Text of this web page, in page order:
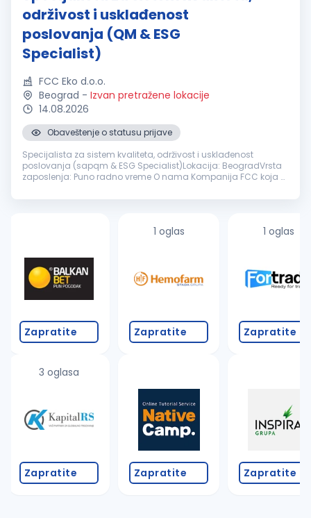
održivost i usklađenost
poslovanja (QM & ESG
Specialist)
FCC Eko d.o.o.
Beograd - Izvan pretražene lokacije
14.08.2026
Obaveštenje o statusu prijave
Specijalista za sistem kvaliteta, održivost i usklađenost
poslovanja (sapqm & ESG Specialist)Lokacija: BeogradVrsta
zaposlenja: Puno radno vreme O nama Kompanija FCC koja u
za komunalni...
Zapratite
3 oglasa
Zapratite
1 oglas
Zapratite
Zapratite
1 oglas
Zapratite
Zapratite